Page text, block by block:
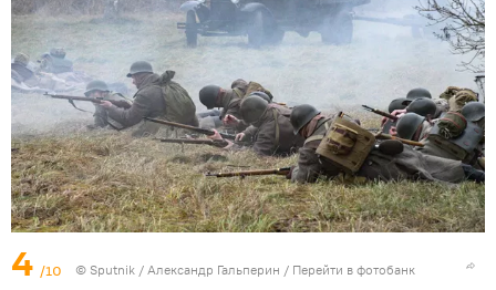
4 /10 © Sputnik / Александр Гальперин / Перейти в фотобанк